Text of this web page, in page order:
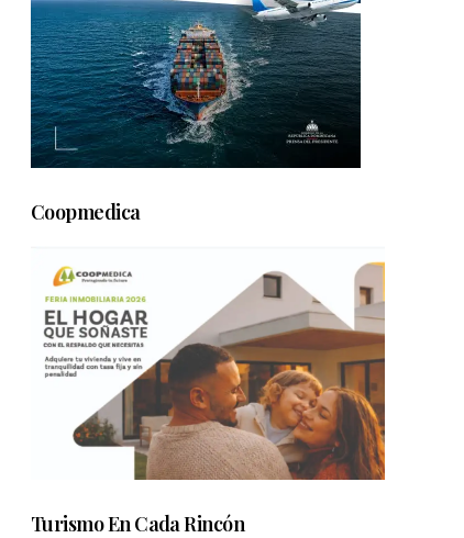
Coopmedica
Turismo En Cada Rincón